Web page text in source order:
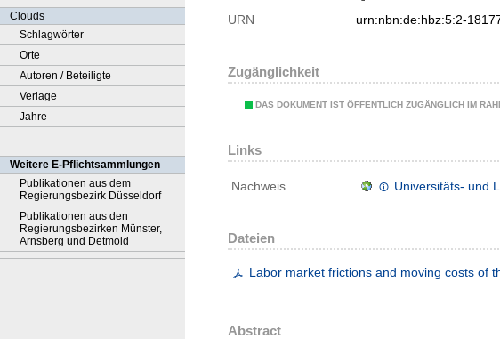
Clouds
Schlagwörter
Orte
Autoren / Beteiligte
Verlage
Jahre
Weitere E-Pflichtsammlungen
Publikationen aus dem
Regierungsbezirk Düsseldorf
Publikationen aus den
Regierungsbezirken Münster,
Arnsberg und Detmold
URN
urn:nbn:de:hbz:5:2-
Zugänglichkeit
DAS DOKUMENT IST ÖFFENTLICH ZUGÄNGLICH IM
Links
Nachweis Universitäts- und
Dateien
Labor market frictions and moving costs of
Abstract